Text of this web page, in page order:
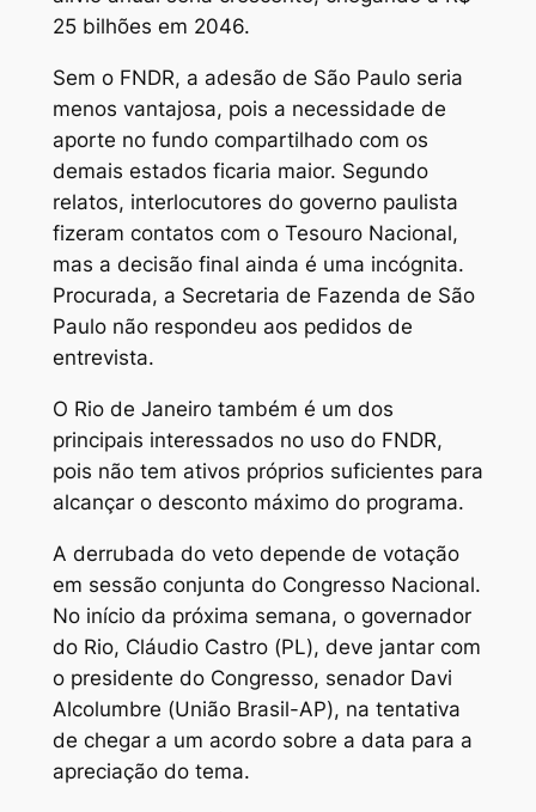
25 bilhões em 2046.
Sem o FNDR, a adesão de São Paulo seria
menos vantajosa, pois a necessidade de
aporte no fundo compartilhado com os
demais estados ficaria maior. Segundo
relatos, interlocutores do governo paulista
fizeram contatos com o Tesouro Nacional,
mas a decisão final ainda é uma incógnita.
Procurada, a Secretaria de Fazenda de São
Paulo não respondeu aos pedidos de
entrevista.
O Rio de Janeiro também é um dos
principais interessados no uso do FNDR,
pois não tem ativos próprios suficientes para
alcançar o desconto máximo do programa.
A derrubada do veto depende de votação
em sessão conjunta do Congresso Nacional.
No início da próxima semana, o governador
do Rio, Cláudio Castro (PL), deve jantar com
o presidente do Congresso, senador Davi
Alcolumbre (União Brasil-AP), na tentativa
de chegar a um acordo sobre a data para a
apreciação do tema.